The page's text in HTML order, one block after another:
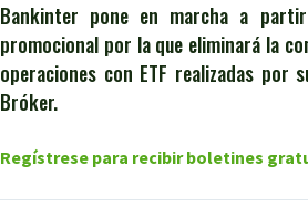
Bankinter pone en marcha a
promocional por la que eliminará la
operaciones con ETF realizadas por
Bróker.
Regístrese para recibir boletines